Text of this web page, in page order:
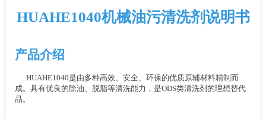
HUAHE1040机械油污清洗剂说明书
产品介绍
HUAHE1040是由多种高效、安全、环保的优质原辅材料精制而
成。具有优良的除油、脱脂等清洗能力，是ODS类清洗剂的理想替代
品。